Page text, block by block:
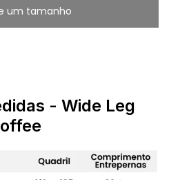
- Wide Leg